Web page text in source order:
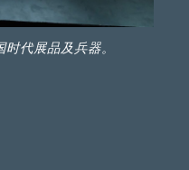
代展品及兵器。